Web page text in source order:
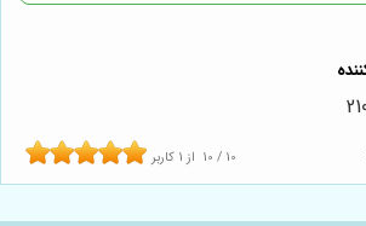
10 / 10 از 1 کاربر